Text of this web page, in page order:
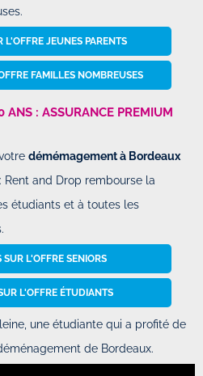
L'OFFRE JEUNES PARENTS
FAMILLES NOMBREUSES
ANS : ASSURANCE PREMIUM
démémagement à Bordeaux
and Drop rembourse la
étudiants et à toutes les
L'OFFRE SENIORS
L'OFFRE ÉTUDIANTS
une étudiante qui a profité de
de Bordeaux.